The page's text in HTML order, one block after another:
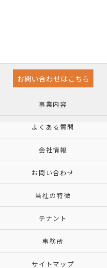
お問い合わせはこちら
事業内容
よくある質問
会社情報
お問い合わせ
当社の特徴
テナント
事務所
サイトマップ